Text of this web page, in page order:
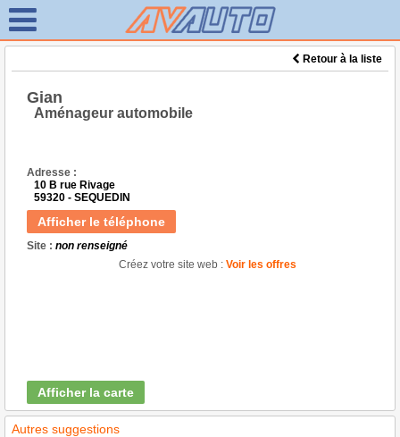
Retour à la liste
Gian
Aménageur automobile
Adresse :
10 B rue Rivage
59320 - SEQUEDIN
Afficher le téléphone
Site : non renseigné
Créez votre site web : Voir les offres
Afficher la carte
Autres suggestions